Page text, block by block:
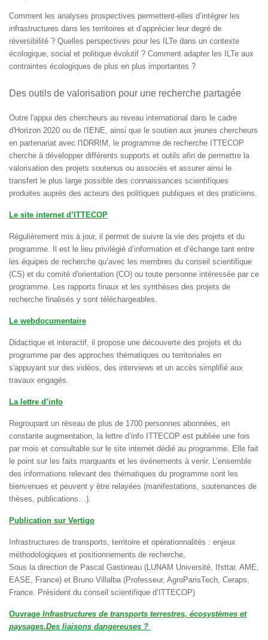
Comment les analyses prospectives permettent-elles d’intégrer les
infrastructures dans les territoires et d’apprécier leur degré de
réversibilité ? Quelles perspectives pour les ILTe dans un contexte
écologique, social et politique évolutif ? Comment adapter les ILTe aux
contraintes écologiques de plus en plus importantes ?
Des outils de valorisation pour une recherche partagée
Outre l'appui des chercheurs au niveau international dans le cadre
d'Horizon 2020 ou de l'IENE, ainsi que le soutien aux jeunes chercheurs
en partenariat avec l'IDRRIM, le programme de recherche ITTECOP
cherche à développer différents supports et outils afin de permettre la
valorisation des projets soutenus ou associés et assurer ainsi le
transfert le plus large possible des connaissances scientifiques
produites auprès des acteurs des politiques publiques et des praticiens.
Le site internet d’ITTECOP
Régulièrement mis à jour, il permet de suivre la vie des projets et du
programme. Il est le lieu privilégié d’information et d’échange tant entre
les équipes de recherche qu’avec les membres du conseil scientifique
(CS) et du comité d'orientation (CO) ou toute personne intéressée par ce
programme. Les rapports finaux et les synthèses des projets de
recherche finalisés y sont téléchargeables.
Le webdocumentaire
Didactique et interactif, il propose une découverte des projets et du
programme par des approches thématiques ou territoriales en
s'appuyant sur des vidéos, des interviews et un accès simplifié aux
travaux engagés.
La lettre d’info
Regroupant un réseau de plus de 1700 personnes abonnées, en
constante augmentation, la lettre d’info ITTECOP est publiée une fois
par mois et consultable sur le site internet dédié au programme. Elle fait
le point sur les faits marquants et les événements à venir. L’ensemble
des informations relevant des thématiques du programme sont les
bienvenues et peuvent y être relayées (manifestations, soutenances de
thèses, publications…).
Publication sur Vertigo
Infrastructures de transports, territoire et opérationnalités : enjeux
méthodologiques et positionnements de recherche,
Sous la direction de Pascal Gastineau (LUNAM Université, Ifsttar, AME,
EASE, France) et Bruno Villalba (Professeur, AgroParisTech, Ceraps,
France. Président du conseil scientifique d’ITTECOP)
Ouvrage Infrastructures de transports terrestres, écosystèmes et
paysages.Des liaisons dangereuses ?